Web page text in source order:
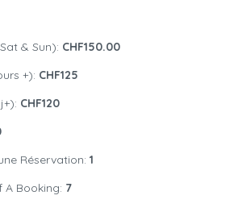
& Sun): CHF150.00
+): CHF125
CHF120
Réservation: 1
A Booking: 7